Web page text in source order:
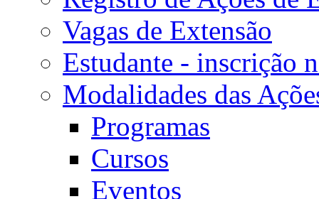
Vagas de Extensão
Estudante - inscrição
Modalidades das
Programas
Cursos
Eventos